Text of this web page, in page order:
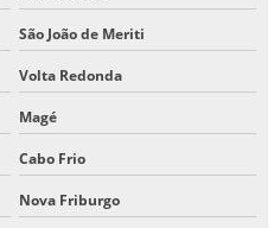
São João de Meriti
Volta Redonda
Magé
Cabo Frio
Nova Friburgo